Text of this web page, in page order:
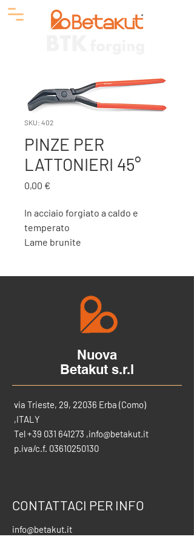
SKU: 402
PINZE PER
LATTONIERI 45°
0,00 €
In acciaio forgiato a caldo e
temperato
Lame brunite
Nuova
Betakut s.r.l
via Trieste, 29, 22036 Erba (Como)
,ITALY
Tel+39 031 641273 ,info@betakut.it
p.iva/c.f. 03610250130
CONTATTACI PER INFO
info@betakut.it